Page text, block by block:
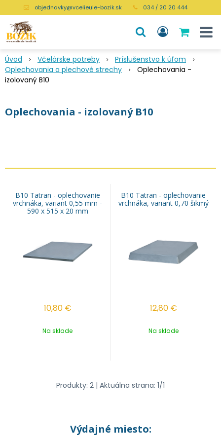
objednavky@vcelieule-bozik.sk 034 / 20 20 444
Úvod Včelárske potreby
Príslušenstvo k úľom
Oplechovania a plechové strechy
Oplechovania -
izolovaný B10
Oplechovania - izolovaný B10
B10 Tatran - oplechovanie
vrchnáka, variant 0,55 mm -
590 x 515 x 20 mm
10,80 €
Na sklade
B10 Tatran - oplechovanie
vrchnáka, variant 0,70 šikmý
12,80 €
Na sklade
Produkty: 2 | Aktuálna strana: 1/1
Výdajné miesto: